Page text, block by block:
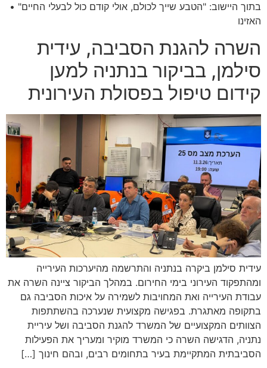
בתוך היישוב: "הטבע שייך לכולם, אולי קודם כול לבעלי החיים" •
האזינו
השרה להגנת הסביבה, עידית
סילמן, בביקור בנתניה למען
קידום טיפול בפסולת העירונית
עידית סילמן ביקרה בנתניה והתרשמה מהיערכות העירייה
ומהתפקוד העירוני בימי החירום. במהלך הביקור ציינה השרה את
עבודת העירייה ואת המחויבות לשמירה על איכות הסביבה גם
בתקופה מאתגרת. בפגישה מקצועית שנערכה בהשתתפות
הצוותים המקצועיים של המשרד להגנת הסביבה ושל עיריית
נתניה, הדגישה השרה כי המשרד מוקיר ומעריך את הפעילות
הסביבתית המתקיימת בעיר בתחומים רבים, ובהם חינוך […]